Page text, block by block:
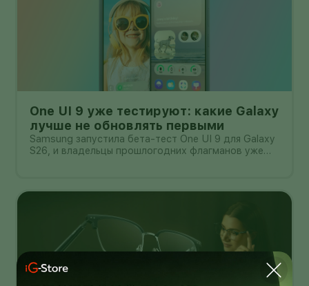
One UI 9 уже тестируют: какие Galaxy
лучше не обновлять первыми
Samsung запустила бета-тест One UI 9 для Galaxy
S26, и владельцы прошлогодних флагманов уже